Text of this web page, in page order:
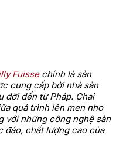
Fuissechính là sản
cung cấp bởi nhà sản
đời đến từ Pháp. Chai
quá trình lên men nho
với những công nghệ sản
đáo, chất lượng cao của